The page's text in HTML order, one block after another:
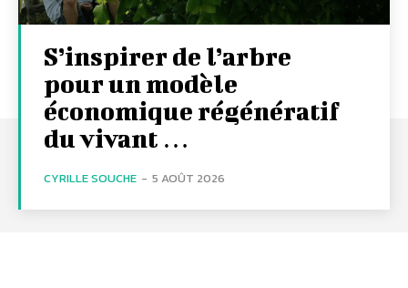
S’inspirer de l’arbre
pour un modèle
économique régénératif
du vivant …
CYRILLE SOUCHE - 5 AOÛT 2026